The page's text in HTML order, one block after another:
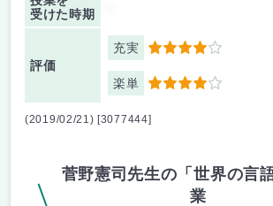
受けた時期
評価
充実 4
楽単 4
(2019/02/21) [3077444]
菅野憲司先生の「世界の言
業